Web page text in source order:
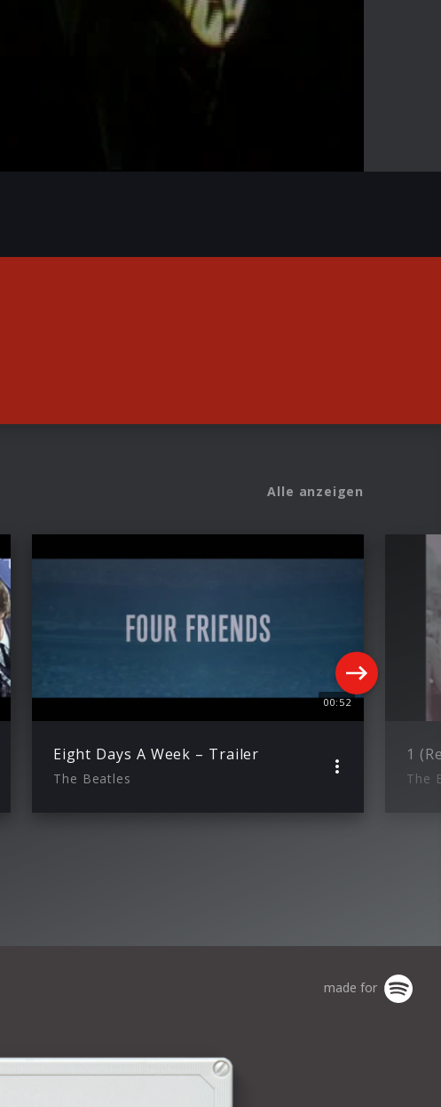
Mute
Enter
Alle anzeigen
00:52
Eight Days A Week – Trailer
The Beatles
1
The